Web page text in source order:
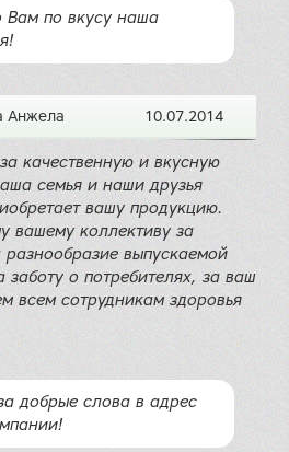
Вам по вкусу наша
Анжела 10.07.2014
качественную и вкусную
семья и наши друзья
вашу продукцию.
вашему коллективу за
разнообразие выпускаемой
заботу о потребителях, за ваш
всем сотрудникам здоровья
добрые слова в адрес